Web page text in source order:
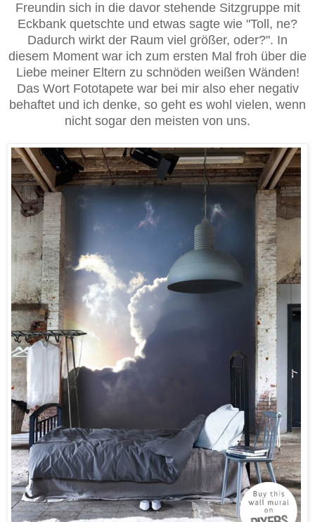
Freundin sich in die davor stehende Sitzgruppe mit
Eckbank quetschte und etwas sagte wie "Toll, ne?
Dadurch wirkt der Raum viel größer, oder?". In
diesem Moment war ich zum ersten Mal froh über die
Liebe meiner Eltern zu schnöden weißen Wänden!
Das Wort Fototapete war bei mir also eher negativ
behaftet und ich denke, so geht es wohl vielen, wenn
nicht sogar den meisten von uns.